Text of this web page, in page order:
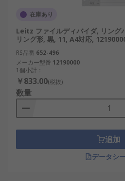
在庫あり
Leitz ファイルディバイダ, リング
リング形, 黒, 11, A4対応,
RS品番 652-496
メーカー型番 12190000
1個小計：
￥833.00(税抜)
数量
追加
データシ